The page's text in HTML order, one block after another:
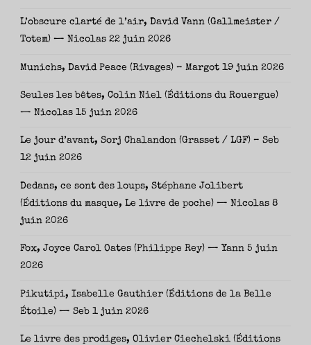
L’obscure clarté de l’air, David Vann (Gallmeister /
Totem) — Nicolas 22 juin 2026
Munichs, David Peace (Rivages) – Margot 19 juin 2026
Seules les bêtes, Colin Niel (Éditions du Rouergue)
— Nicolas 15 juin 2026
Le jour d’avant, Sorj Chalandon (Grasset / LGF) – Seb
12 juin 2026
Dedans, ce sont des loups, Stéphane Jolibert
(Éditions du masque, Le livre de poche) — Nicolas 8
juin 2026
Fox, Joyce Carol Oates (Philippe Rey) — Yann 5 juin
2026
Pikutipi, Isabelle Gauthier (Éditions de la Belle
Étoile) — Seb 1 juin 2026
Le livre des prodiges, Olivier Ciechelski (Éditions